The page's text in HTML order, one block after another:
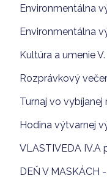
Environmentálna
Environmentálna
Kultúra a umenie
Rozprávkový večer
Turnaj vo
Hodina výtvarnej
VLASTIVEDA
DEŇ V MASKÁCH